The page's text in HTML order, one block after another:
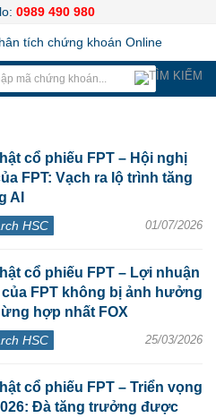
0989 490 980
cổ phiếu FPT – Hội nghị
FPT: Vạch ra lộ trình tăng
AI
HSC 01/07/2026
cổ phiếu FPT – Lợi nhuận
FPT không bị ảnh hưởng
hợp nhất FOX
HSC 25/03/2026
cổ phiếu FPT – Triển vọng
Đà tăng trưởng được